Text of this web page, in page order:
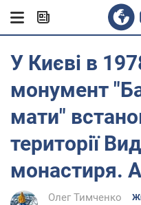
У Києві в
монумент
мати"
території
монастиря.
Олег Тимченко